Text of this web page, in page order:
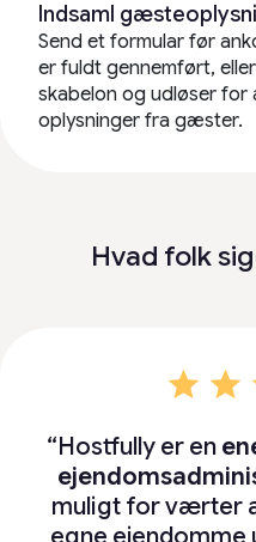
Indsaml
Send et formular før
er fuldt gennemført,
skabelon og udløser for
oplysninger fra gæster.
Hvad folk
“Hostfully er en
muligt for værter
“Vi testede syv
Hostfully. Som
systemer har
“Selve
men det, der
var
“Enestående
CJ
“Jeg elsker
opdateringer.
“Skiftet til
mig at annoncere
Airbnb, Vrbo og